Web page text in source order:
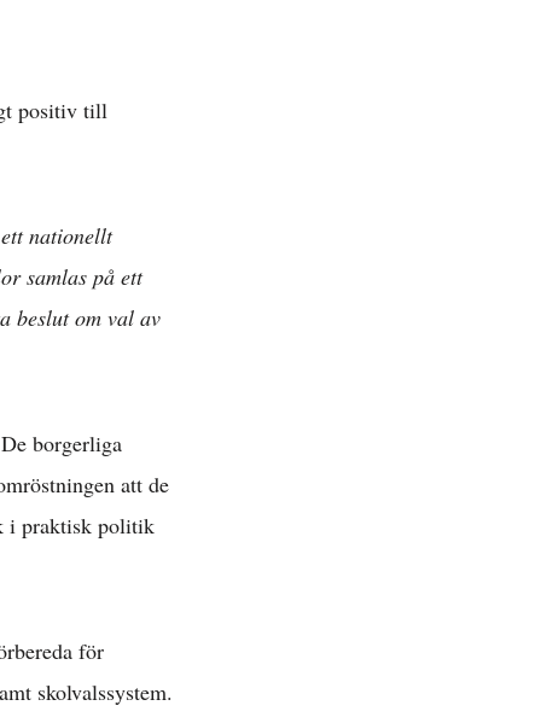
positiv till
nationellt
samlas på ett
beslut om val av
borgerliga
att de
i praktisk politik
för
skolvalssystem.